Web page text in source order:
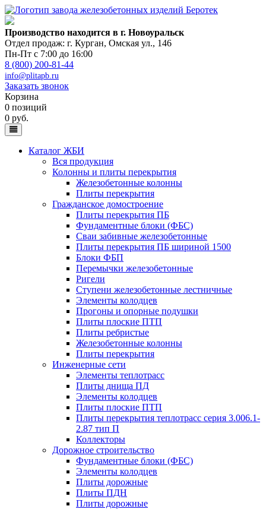
Производство находится в г. Новоуральск
Отдел продаж: г. Курган, Омская ул., 146
Пн-Пт с 7:00 до 16:00
8 (800) 200-81-44
info@plitapb.ru
Заказать звонок
Корзина
0 позиций
0 руб.
Каталог ЖБИ
Вся продукция
Колонны и плиты перекрытия
Железобетонные колонны
Плиты перекрытия
Гражданское домостроение
Плиты перекрытия ПБ
Фундаментные блоки (ФБС)
Сваи забивные железобетонные
Плиты перекрытия ПБ шириной 1500
Блоки ФБП
Перемычки железобетонные
Ригели
Ступени железобетонные лестничные
Элементы колодцев
Прогоны и опорные подушки
Плиты плоские ПТП
Плиты ребристые
Железобетонные колонны
Плиты перекрытия
Инженерные сети
Элементы теплотрасс
Плиты днища ПД
Элементы колодцев
Плиты плоские ПТП
Плиты перекрытия теплотрасс серия 3.006.1-
2.87 тип П
Коллекторы
Дорожное строительство
Фундаментные блоки (ФБС)
Элементы колодцев
Плиты дорожные
Плиты ПДН
Плиты дорожные